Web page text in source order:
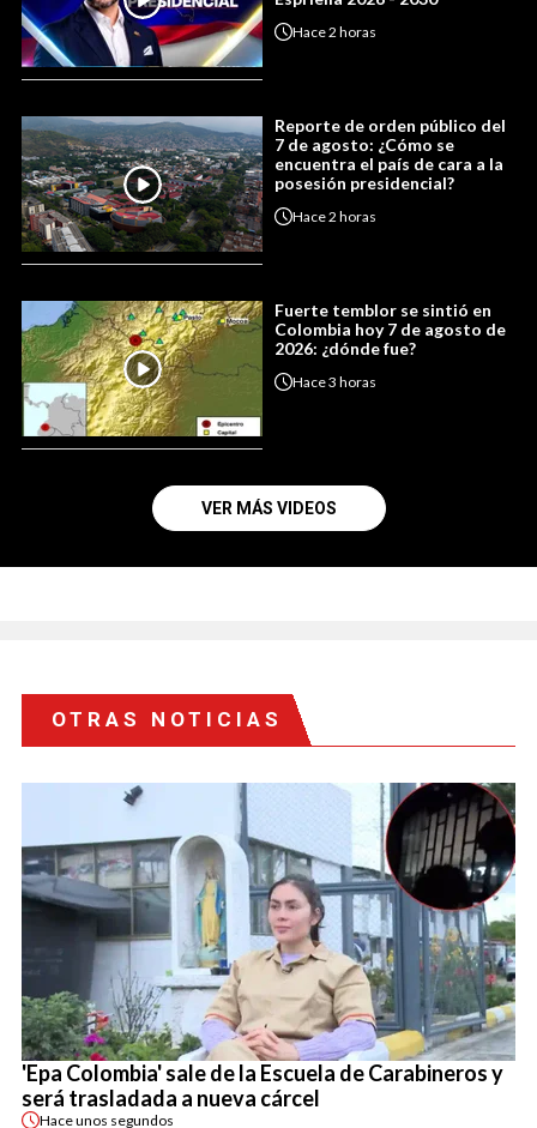
Hace2 horas
Reporte de orden público del
7 de agosto: ¿Cómo se
encuentra el país de cara a la
posesión presidencial?
Hace2 horas
Fuerte temblor se sintió en
Colombia hoy 7 de agosto de
2026: ¿dónde fue?
Hace3 horas
VER MÁS VIDEOS
OTRAS NOTICIAS
'Epa Colombia' sale de la Escuela de Carabineros y
será trasladada a nueva cárcel
Haceunos segundos